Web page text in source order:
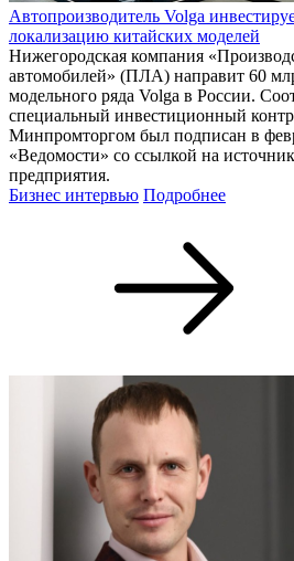
Автопроизводитель Volga
локализацию китайских моделей
Нижегородская компания
автомобилей» (ПЛА) направит 60
модельного ряда Volga в России.
специальный инвестиционный
Минпромторгом был подписан в
«Ведомости» со ссылкой на
предприятия.
Бизнес интервью Подробнее